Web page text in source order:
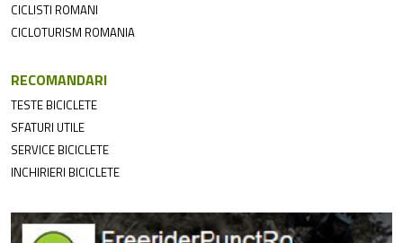
CICLISTI ROMANI
CICLOTURISM ROMANIA
RECOMANDARI
TESTE BICICLETE
SFATURI UTILE
SERVICE BICICLETE
INCHIRIERI BICICLETE